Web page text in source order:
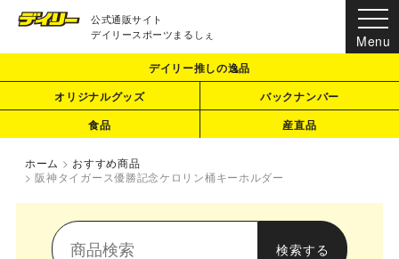
公式通販サイト
デイリースポーツまるしぇ
デイリー推しの逸品
オリジナルグッズ
バックナンバー
食品
産直品
ホーム > おすすめ商品
> 阪神タイガース優勝記念ケロリン桶キーホルダー